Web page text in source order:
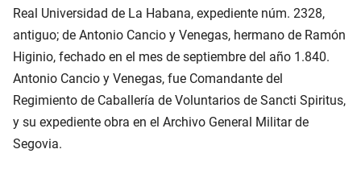
Real Universidad de La Habana, expediente núm. 2328,
antiguo; de Antonio Cancio y Venegas, hermano de Ramón
Higinio, fechado en el mes de septiembre del año 1.840.
Antonio Cancio y Venegas, fue Comandante del
Regimiento de Caballería de Voluntarios de Sancti Spiritus,
y su expediente obra en el Archivo General Militar de
Segovia.